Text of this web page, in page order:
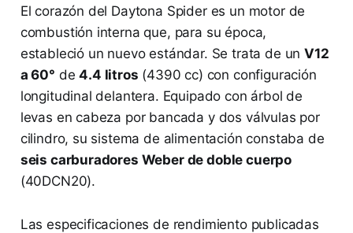
El corazón del Daytona Spider es un motor de
combustión interna que, para su época,
estableció un nuevo estándar. Se trata de unV12
a 60° de4.4 litros (4390 cc) con configuración
longitudinal delantera. Equipado con árbol de
levas en cabeza por bancada y dos válvulas por
cilindro, su sistema de alimentación constaba de
seis carburadores Weber de doble cuerpo
(40DCN20).
Las especificaciones de rendimiento publicadas